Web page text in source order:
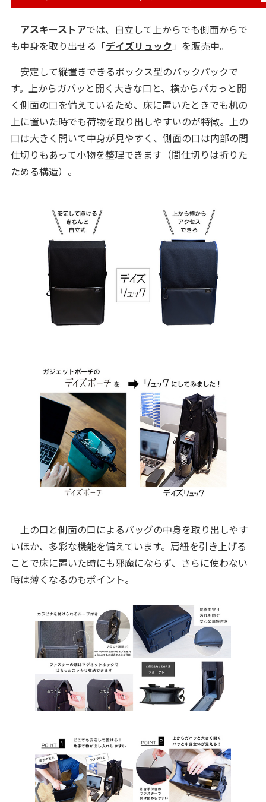
アスキーストアでは、自立して上からでも側面からで
も中身を取り出せる「デイズリュック 」を販売中。
安定して縦置きできるボックス型のバックパックで
す。上からガバッと開く大きな口と、横からパカっと開
く側面の口を備えているため、床に置いたときでも机の
上に置いた時でも荷物を取り出しやすいのが特徴。上の
口は大きく開いて中身が見やすく、側面の口は内部の間
仕切りもあって小物を整理できます（間仕切りは折りた
ためる構造）。
上の口と側面の口によるバッグの中身を取り出しやす
いほか、多彩な機能を備えています。肩紐を引き上げる
ことで床に置いた時にも邪魔にならず、さらに使わない
時は薄くなるのもポイント。